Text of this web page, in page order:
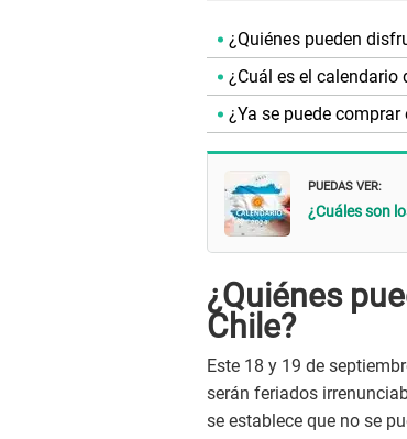
¿Quiénes pueden
¿Cuál es el calendario
¿Ya se puede
PUEDAS VER:
¿Cuáles son
¿Quiénes
Chile?
Este 18 y 19 de
serán feriados
se establece que no se